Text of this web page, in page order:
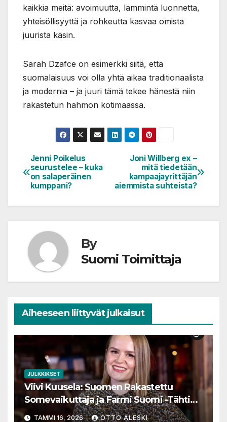
kaikkia meitä: avoimuutta, lämmintä luonnetta,
yhteisöllisyyttä ja rohkeutta kasvaa omista
juurista käsin.
Sarah Dzafce on esimerkki siitä, että
suomalaisuus voi olla yhtä aikaa traditionaalista
ja modernia – ja juuri tämä tekee hänestä niin
rakastetun hahmon kotimaassa.
Artikkelien
selaus
Joni Willberg ex –
mitä tiedetään
kampaajayrittäjän
aiemmista suhteista?
Jenni Poikelus
seurustelee – kuka
on salaperäinen
kumppani?
By
Suomi Toimittaja
Aiheeseen liittyvät julkaisut
JULKKIKSET
Viivi Kuusela: Suomen Rakastettu
Somevaikuttaja ja Farmi Suomi -Tähtien
Matka
TAMMI 16, 2026 OTTO ALESKI